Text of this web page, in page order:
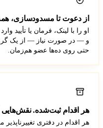
از دعوت تا مسدودسازی،
او را با لینک، فرمان یا تأیید
و — در صورت نیاز — از یک
حتی روی ده‌ها عضو هم‌زمان.
هر اقدام ثبت‌شده. نقش‌هایی
هر اقدام در دفتری تغییرناپذیر